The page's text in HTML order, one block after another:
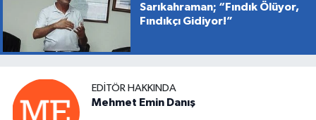
Sarıkahraman; “Fındık Ölüyor,
Fındıkçı Gidiyor!”
EDITÖR HAKKINDA
Mehmet Emin Danış